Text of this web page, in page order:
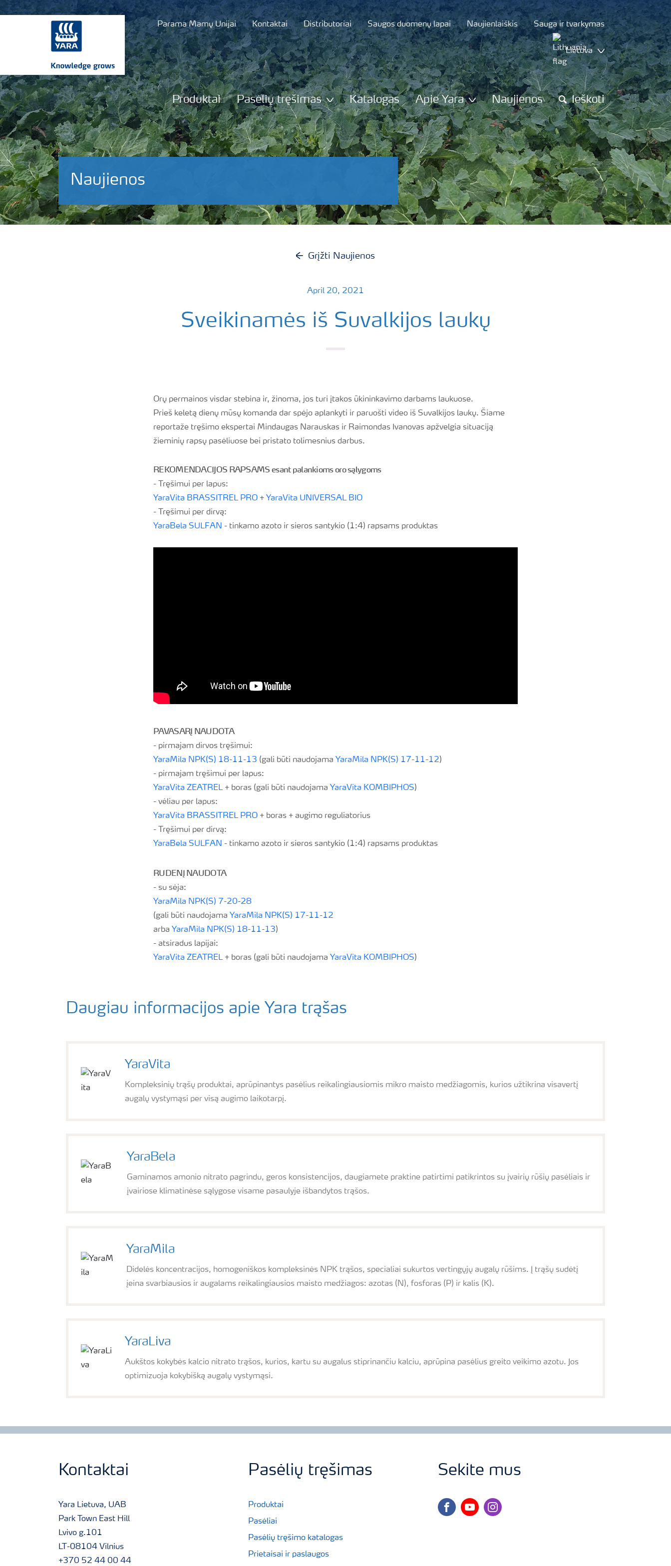
Parama Mamų Unijai Kontaktai Distributoriai Saugos duomenų lapai Naujienlaiškis Sauga ir tvarkymas
Lietuva
Produktai Pasėlių tręšimas Katalogas Apie Yara Naujienos Ieškoti
Naujienos
Grįžti Naujienos
April 20, 2021
Sveikinamės iš Suvalkijos laukų
Orų permainos visdar stebina ir, žinoma, jos turi įtakos ūkininkavimo darbams laukuose.
Prieš keletą dienų mūsų komanda dar spėjo aplankyti ir paruošti video iš Suvalkijos laukų. Šiame
reportaže tręšimo ekspertai Mindaugas Narauskas ir Raimondas Ivanovas apžvelgia situaciją
žieminių rapsų pasėliuose bei pristato tolimesnius darbus.
REKOMENDACIJOS RAPSAMS esant palankioms oro sąlygoms
- Tręšimui per lapus:
YaraVita BRASSITREL PRO + YaraVita UNIVERSAL BIO
- Tręšimui per dirvą:
YaraBela SULFAN - tinkamo azoto ir sieros santykio (1:4) rapsams produktas
PAVASARĮ NAUDOTA
- pirmajam dirvos tręšimui:
YaraMila NPK(S) 18-11-13 (gali būti naudojama YaraMila NPK(S) 17-11-12)
- pirmajam tręšimui per lapus:
YaraVita ZEATREL + boras (gali būti naudojama YaraVita KOMBIPHOS)
- vėliau per lapus:
YaraVita BRASSITREL PRO + boras + augimo reguliatorius
- Tręšimui per dirvą:
YaraBela SULFAN - tinkamo azoto ir sieros santykio (1:4) rapsams produktas
RUDENĮ NAUDOTA
- su sėja:
YaraMila NPK(S) 7-20-28
(gali būti naudojama YaraMila NPK(S) 17-11-12
arba YaraMila NPK(S) 18-11-13)
- atsiradus lapijai:
YaraVita ZEATREL + boras (gali būti naudojama YaraVita KOMBIPHOS)
Daugiau informacijos apie Yara trąšas
YaraVita
Kompleksinių trąšų produktai, aprūpinantys pasėlius reikalingiausiomis mikro maisto medžiagomis, kurios užtikrina visavertį
augalų vystymąsi per visą augimo laikotarpį.
YaraBela
Gaminamos amonio nitrato pagrindu, geros konsistencijos, daugiamete praktine patirtimi patikrintos su įvairių rūšių pasėliais ir
įvairiose klimatinėse sąlygose visame pasaulyje išbandytos trąšos.
YaraMila
Didelės koncentracijos, homogeniškos kompleksinės NPK trąšos, specialiai sukurtos vertingųjų augalų rūšims. Į trąšų sudėtį
įeina svarbiausios ir augalams reikalingiausios maisto medžiagos: azotas (N), fosforas (P) ir kalis (K).
YaraLiva
Aukštos kokybės kalcio nitrato trąšos, kurios, kartu su augalus stiprinančiu kalciu, aprūpina pasėlius greito veikimo azotu. Jos
optimizuoja kokybišką augalų vystymąsi.
Kontaktai
Yara Lietuva, UAB
Park Town East Hill
Lvivo g.101
LT-08104 Vilnius
+370 52 44 00 44
Pasėlių tręšimas
Produktai
Pasėliai
Pasėlių tręšimo katalogas
Prietaisai ir paslaugos
Sekite mus
facebookyoutubeinstagram